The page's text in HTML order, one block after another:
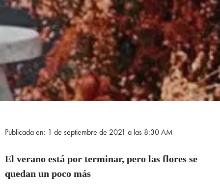
Publicada en: 1 de septiembre de 2021 a las 8:30 AM
El verano está por terminar, pero las flores se
quedan un poco más